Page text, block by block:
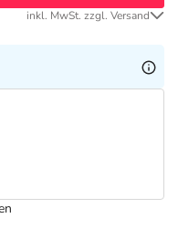
Kopfhaut
Deals
inkl. MwSt. zzgl. Versand